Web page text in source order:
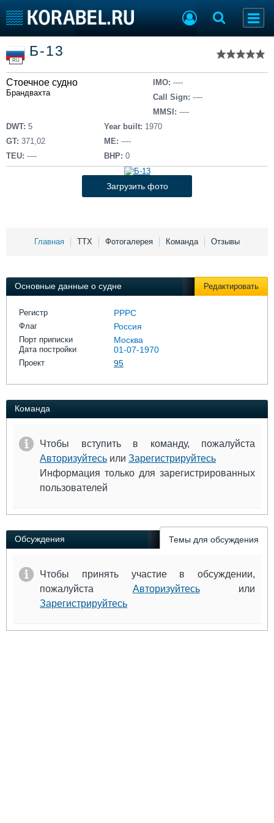
Тип судна
Добавить судно
Добавить проект
Последние 100
Пульс
Новости
Компании
Репутация
Торговая площадка
Доска объявлений
Продажа флота
Оборудование
Изделия
Материалы
Услуги
Выставки и семинары
Личности
Словарь
Галерея флота
Форум
RU
Б-13
Стоечное судно
Брандвахта
IMO: ----
Call Sign: ----
MMSI: ----
DWT: 5
GT: 371,02
TEU: ----
Year built: 1970
ME: ----
BHP: 0
Загрузить фото
Главная ТТХ Фотогалерея Команда Отзывы
Основные данные о судне Редактировать
Регистр РРРС
Флаг Россия
Порт приписки Москва
Дата постройки 01-07-1970
Проект 95
Команда
Чтобы вступить в команду, пожалуйста
Авторизуйтесь или Зарегистрируйтесь
Информация только для зарегистрированных
пользователей
Обсуждения Темы для обсуждения
Чтобы принять участие в обсуждении,
пожалуйста Авторизуйтесьили
Зарегистрируйтесь